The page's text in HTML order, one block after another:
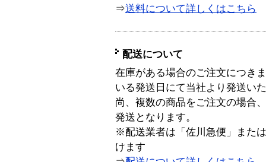
⇒送料について詳しくはこちら
配送について
在庫がある場合のご注文につき
いる発送日にて当社より発送い
尚、複数の商品をご注文の場合
発送となります。
※配送業者は「佐川急便」また
けます